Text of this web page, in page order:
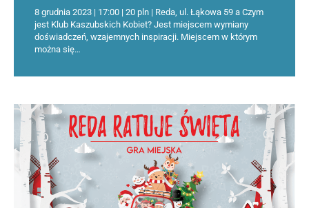
8 grudnia 2023 | 17:00 | 20 pln | Reda, ul. Łąkowa 59 a Czym
jest Klub Kaszubskich Kobiet? Jest miejscem wymiany
doświadczeń, wzajemnych inspiracji. Miejscem w którym
można się…